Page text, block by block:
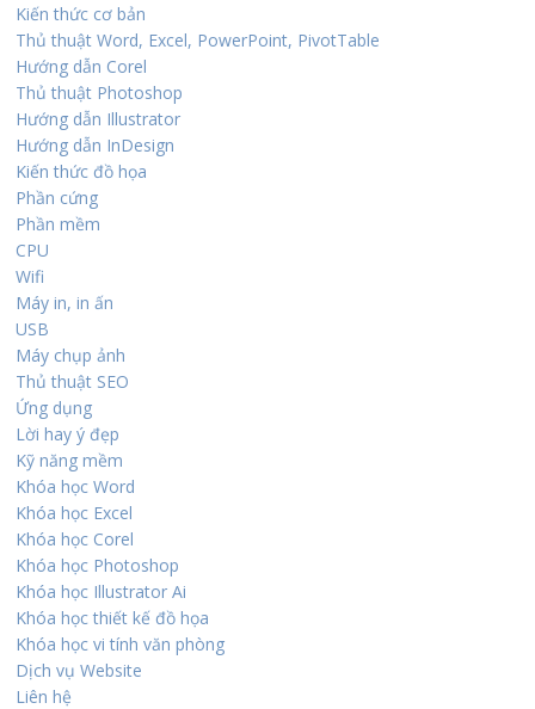
Kiến thức cơ bản
Thủ thuật Word, Excel, PowerPoint, PivotTable
Hướng dẫn Corel
Thủ thuật Photoshop
Hướng dẫn Illustrator
Hướng dẫn InDesign
Kiến thức đồ họa
Phần cứng
Phần mềm
CPU
Wifi
Máy in, in ấn
USB
Máy chụp ảnh
Thủ thuật SEO
Ứng dụng
Lời hay ý đẹp
Kỹ năng mềm
Khóa học Word
Khóa học Excel
Khóa học Corel
Khóa học Photoshop
Khóa học Illustrator Ai
Khóa học thiết kế đồ họa
Khóa học vi tính văn phòng
Dịch vụ Website
Liên hệ